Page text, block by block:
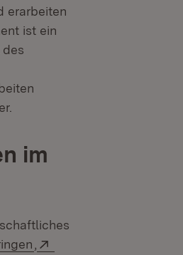
erarbeiten
ist ein
im
neuem Fenster)
(Öffnet in neuem Fenster)